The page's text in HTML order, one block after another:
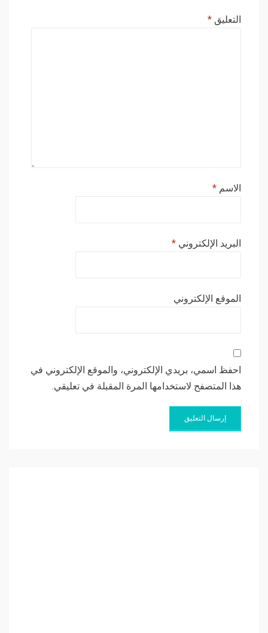
التعليق *
الاسم *
البريد الإلكتروني *
الموقع الإلكتروني
احفظ اسمي، بريدي الإلكتروني، والموقع الإلكتروني في
هذا المتصفح لاستخدامها المرة المقبلة في تعليقي.